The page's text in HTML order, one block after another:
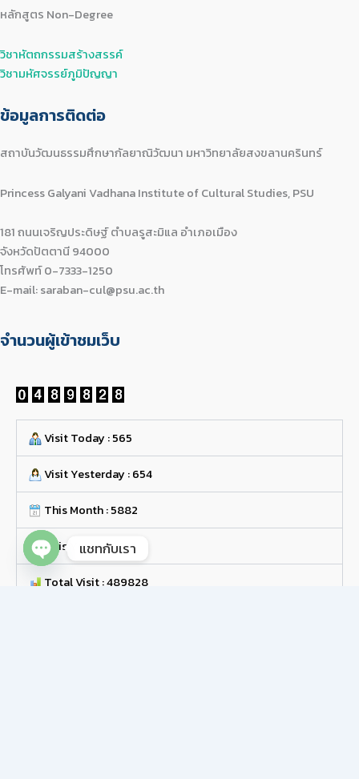
หลักสูตร Non-Degree
วิชาหัตถกรรมสร้างสรรค์
วิชามหัศจรรย์ภูมิปัญญา
ข้อมูลการติดต่อ
สถาบันวัฒนธรรมศึกษากัลยาณิวัฒนา มหาวิทยาลัยสงขลานครินทร์
Princess Galyani Vadhana Institute of Cultural Studies, PSU
181 ถนนเจริญประดิษฐ์ ตำบลรูสะมิแล อำเภอเมือง
จังหวัดปัตตานี 94000
โทรศัพท์ 0-7333-1250
E-mail: saraban-cul@psu.ac.th
จำนวนผู้เข้าชมเว็บ
Visit Today : 565
Visit Yesterday : 654
This Month : 5882
This Year : 138821
Total Visit : 489828
แชทกับเรา
Open chaty